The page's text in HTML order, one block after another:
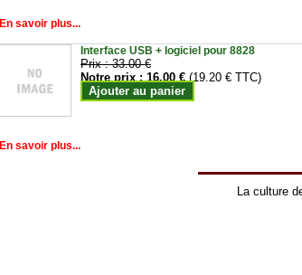
En savoir plus...
Interface USB + logiciel pour 8828
Prix :33.00 €
Notre prix :16.00 € (19.20 € TTC)
Ajouter au panier
En savoir plus...
La culture